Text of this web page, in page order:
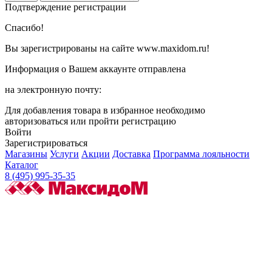
Подтверждение регистрации
Спасибо!
Вы зарегистрированы на сайте www.maxidom.ru!
Информация о Вашем аккаунте отправлена
на электронную почту:
Для добавления товара в избранное необходимо
авторизоваться или пройти регистрацию
Войти
Зарегистрироваться
Магазины Услуги Акции Доставка Программа лояльности
Каталог
8 (495) 995-35-35